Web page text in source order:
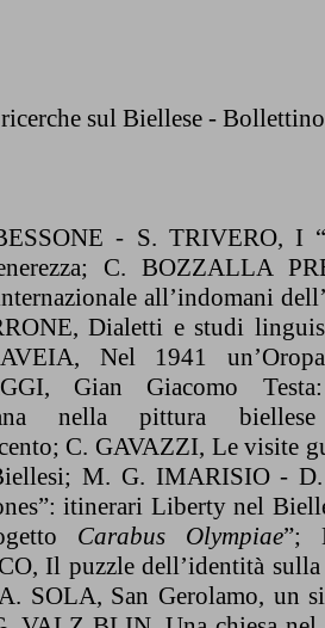
sul Biellese -
- S. TRIVERO, I
C. BOZZALLA
all’indomani
Dialetti e studi
Nel 1941
Gian Giacomo
nella pittura
C. GAVAZZI, Le visite
M. G. IMARISIO -
itinerari Liberty nel
Carabus Olympiae”;
Il puzzle dell’identità
SOLA, San Gerolamo, un